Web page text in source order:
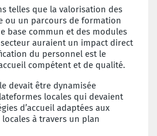
telles que la valorisation des
ou un parcours de formation
base commun et des modules
auraient un impact direct
du personnel est le
compétent et de qualité.
devait être dynamisée
locales qui devaient
d’accueil adaptées aux
à travers un plan